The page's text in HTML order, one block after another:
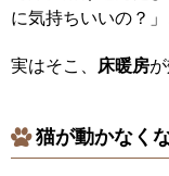
に気持ちいいの？
実はそこ、 床暖房
猫が動かなく